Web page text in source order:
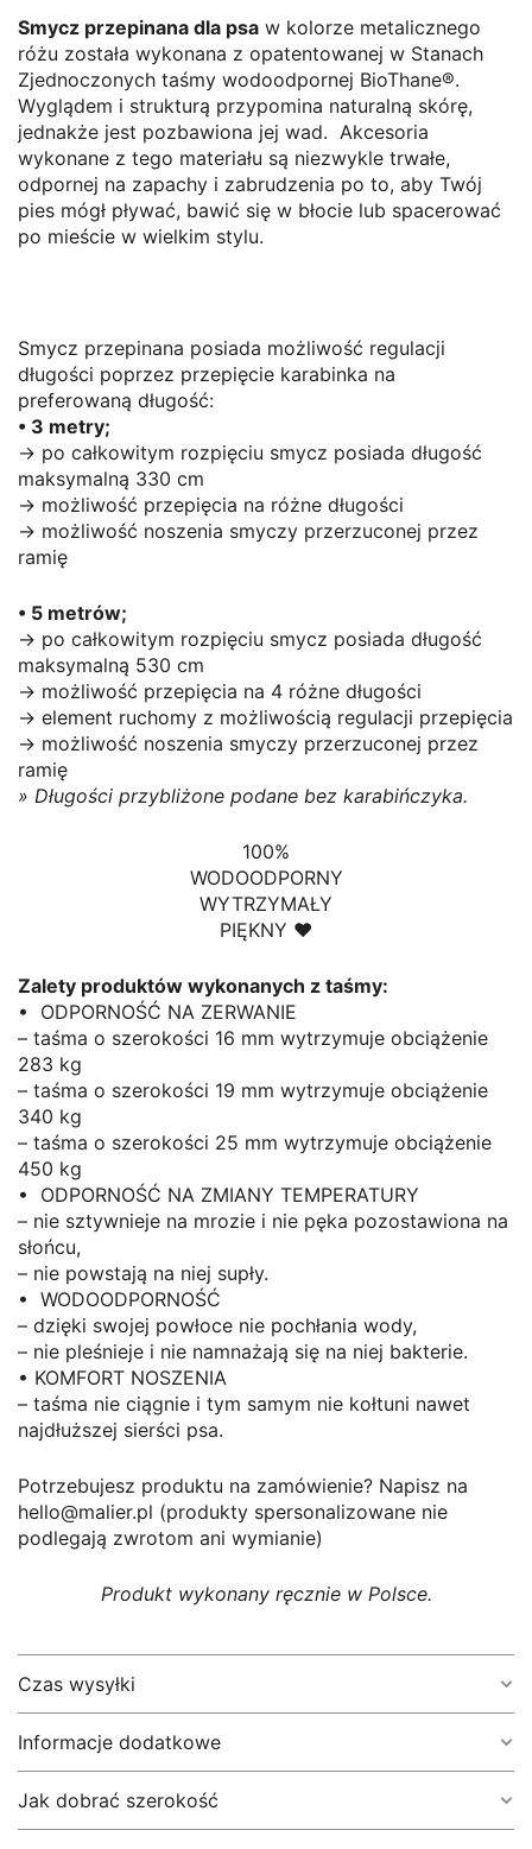
Smycz przepinana dla psa w kolorze metalicznego
różu została wykonana z opatentowanej w Stanach
Zjednoczonych taśmy wodoodpornej BioThane®.
Wyglądem i strukturą przypomina naturalną skórę,
jednakże jest pozbawiona jej wad. Akcesoria
wykonane z tego materiału są niezwykle trwałe,
odpornej na zapachy i zabrudzenia po to, aby Twój
pies mógł pływać, bawić się w błocie lub spacerować
po mieście w wielkim stylu.
Smycz przepinana posiada możliwość regulacji
długości poprzez przepięcie karabinka na
preferowaną długość:
• 3 metry;
→ po całkowitym rozpięciu smycz posiada długość
maksymalną 330 cm
→ możliwość przepięcia na różne długości
→ możliwość noszenia smyczy przerzuconej przez
ramię
• 5 metrów;
→ po całkowitym rozpięciu smycz posiada długość
maksymalną 530 cm
→ możliwość przepięcia na 4 różne długości
→ element ruchomy z możliwością regulacji przepięcia
→ możliwość noszenia smyczy przerzuconej przez
ramię
» Długości przybliżone podane bez karabińczyka.
100%
WODOODPORNY
WYTRZYMAŁY
PIĘKNY ♥
Zalety produktów wykonanych z taśmy:
• ODPORNOŚĆ NA ZERWANIE
– taśma o szerokości 16 mm wytrzymuje obciążenie
283 kg
– taśma o szerokości 19 mm wytrzymuje obciążenie
340 kg
– taśma o szerokości 25 mm wytrzymuje obciążenie
450 kg
• ODPORNOŚĆ NA ZMIANY TEMPERATURY
– nie sztywnieje na mrozie i nie pęka pozostawiona na
słońcu,
– nie powstają na niej supły.
• WODOODPORNOŚĆ
– dzięki swojej powłoce nie pochłania wody,
– nie pleśnieje i nie namnażają się na niej bakterie.
• KOMFORT NOSZENIA
– taśma nie ciągnie i tym samym nie kołtuni nawet
najdłuższej sierści psa.
Potrzebujesz produktu na zamówienie? Napisz na
hello@malier.pl (produkty spersonalizowane nie
podlegają zwrotom ani wymianie)
Produkt wykonany ręcznie w Polsce.
Czas wysyłki
1-5 dni roboczych.
(W szczególnych przypadkach, kiedy musimy
zamówić materiał – może wydłużyć się do 7 dni
Informacje dodatkowe
Długość
Jak dobrać szerokość